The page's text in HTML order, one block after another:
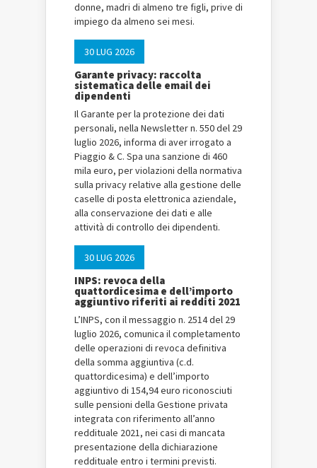
donne, madri di almeno tre figli, prive di
impiego da almeno sei mesi.
30 LUG 2026
Garante privacy: raccolta
sistematica delle email dei
dipendenti
Il Garante per la protezione dei dati
personali, nella Newsletter n. 550 del 29
luglio 2026, informa di aver irrogato a
Piaggio & C. Spa una sanzione di 460
mila euro, per violazioni della normativa
sulla privacy relative alla gestione delle
caselle di posta elettronica aziendale,
alla conservazione dei dati e alle
attività di controllo dei dipendenti.
30 LUG 2026
INPS: revoca della
quattordicesima e dell’importo
aggiuntivo riferiti ai redditi 2021
L’INPS, con il messaggio n. 2514 del 29
luglio 2026, comunica il completamento
delle operazioni di revoca definitiva
della somma aggiuntiva (c.d.
quattordicesima) e dell’importo
aggiuntivo di 154,94 euro riconosciuti
sulle pensioni della Gestione privata
integrata con riferimento all’anno
reddituale 2021, nei casi di mancata
presentazione della dichiarazione
reddituale entro i termini previsti.